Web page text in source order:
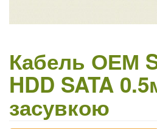
Кабель ОЕМ
HDD SATA
засувкою